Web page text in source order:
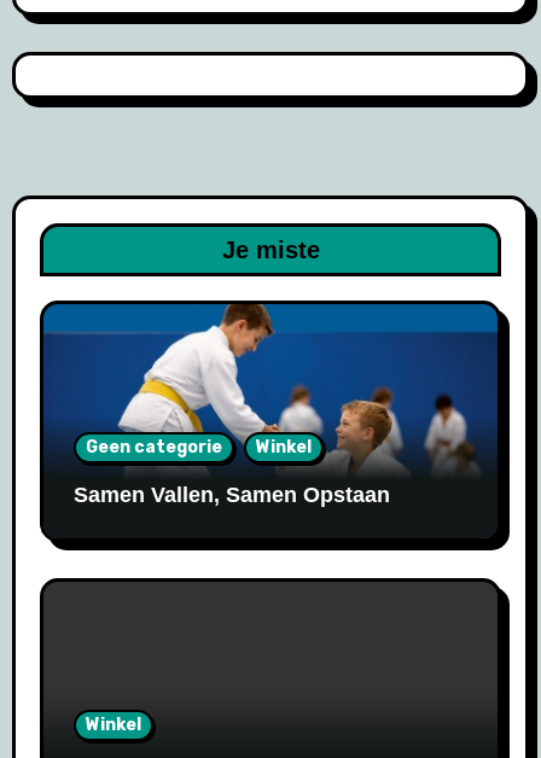
Je miste
Geen categorie Winkel
Samen Vallen, Samen Opstaan
Winkel